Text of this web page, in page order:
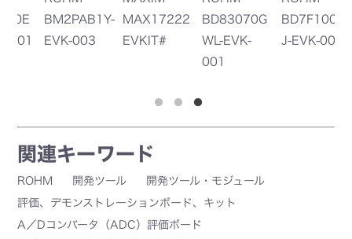
BD83070G
WL-EVK-
BD7F100EF
J-EVK-003
BM2P0161-
EVK-002
関連キーワード
ROHM 開発ツール
開発ツール・モジュール
評価、デモンストレーションボード、キット
A／Dコンバータ（ADC）評価ボード